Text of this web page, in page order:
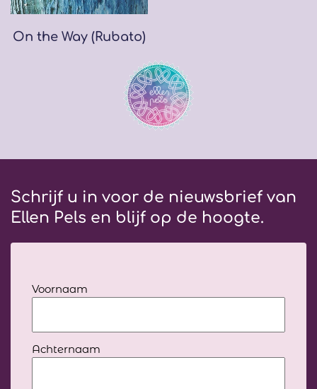
On the Way (Rubato)
Schrijf u in voor de nieuwsbrief van
Ellen Pels en blijf op de hoogte.
Jouw
volledige
Voornaam
Achternaam